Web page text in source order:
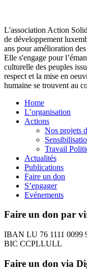
L'association Action
de développement
ans pour amélioration
Elle s'engage pour
culturelle des peuples
respect et la mise en
humaine se trouvent au
Home
L’organisation
Actions
Nos projets
Travail
Actualités
Publications
Faire un don
S’engager
Evénements
Faire un don par
IBAN LU 76 1111 0099
BIC CCPLLULL
Faire un don via